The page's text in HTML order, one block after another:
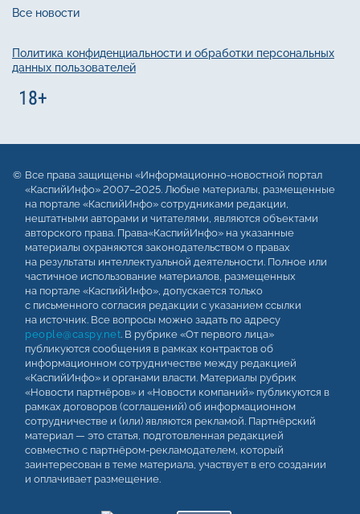
Все новости
Политика конфиденциальности и обработки персональных
данных пользователей
Все права защищены «Информационно-новостной портал
«КаспийИнфо» 2007–2025. Любые материалы, размещенные
на портале «КаспийИнфо» сотрудниками редакции,
нештатными авторами и читателями, являются объектами
авторского права. Права«КаспийИнфо» на указанные
материалы охраняются законодательством о правах
на результаты интеллектуальной деятельности. Полное или
частичное использование материалов, размещенных
на портале «КаспийИнфо», допускается только
с письменного согласия редакции с указанием ссылки
на источник. Все вопросы можно задать по адресу
people@caspy.net. В рубрике «От первого лица»
публикуются сообщения в рамках контрактов об
информационном сотрудничестве между редакцией
«КаспийИнфо» и органами власти. Материалы рубрик
«Новости партнёров» и «Новости компаний» публикуются в
рамках договоров (соглашений) об информационном
сотрудничестве и (или) являются рекламой. Партнёрский
материал — это статья, подготовленная редакцией
совместно с партнёром-рекламодателем, который
заинтересован в теме материала, участвует в его создании
и оплачивает размещение.